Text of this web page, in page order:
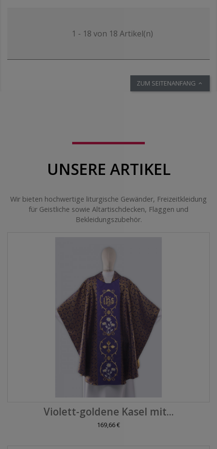
1 - 18 von 18 Artikel(n)
ZUM SEITENANFANG 
UNSERE ARTIKEL
Wir bieten hochwertige liturgische Gewänder, Freizeitkleidung
für Geistliche sowie Altartischdecken, Flaggen und
Bekleidungszubehör.
Violett-goldene Kasel mit...
169,66 €